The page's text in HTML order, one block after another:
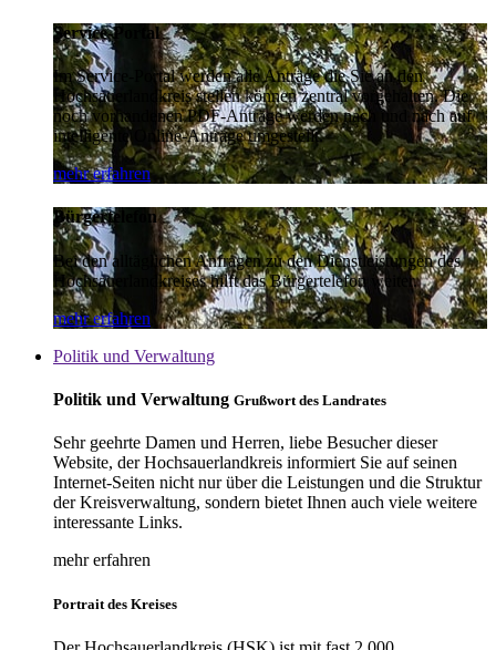
Service-Portal
Im Service-Portal werden alle Anträge die Sie an den
Hochsauerlandkreis stellen können zentral vorgehalten. Die
noch vorhandenen PDF-Anträge werden nach und nach auf
intelligente Online-Anträge umgestellt.
mehr erfahren
Bürgertelefon
Bei den alltäglichen Anfragen zu den Dienstleistungen des
Hochsauerlandkreises hilft das Bürgertelefon weiter.
mehr erfahren
Politik und Verwaltung
Politik und Verwaltung Grußwort des Landrates
Sehr geehrte Damen und Herren, liebe Besucher dieser
Website, der Hochsauerlandkreis informiert Sie auf seinen
Internet-Seiten nicht nur über die Leistungen und die Struktur
der Kreisverwaltung, sondern bietet Ihnen auch viele weitere
interessante Links.
mehr erfahren
Portrait des Kreises